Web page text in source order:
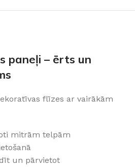
paneļi – ērts un
flīzes ar vairākām
mitrām telpām
un pārvietot